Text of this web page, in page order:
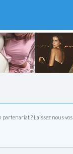
? Laissez nous vos